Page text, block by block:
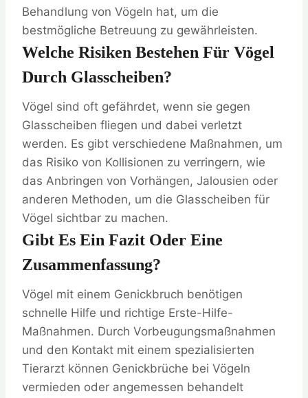
Behandlung von Vögeln hat, um die
bestmögliche Betreuung zu gewährleisten.
Welche Risiken Bestehen Für Vögel
Durch Glasscheiben?
Vögel sind oft gefährdet, wenn sie gegen
Glasscheiben fliegen und dabei verletzt
werden. Es gibt verschiedene Maßnahmen, um
das Risiko von Kollisionen zu verringern, wie
das Anbringen von Vorhängen, Jalousien oder
anderen Methoden, um die Glasscheiben für
Vögel sichtbar zu machen.
Gibt Es Ein Fazit Oder Eine
Zusammenfassung?
Vögel mit einem Genickbruch benötigen
schnelle Hilfe und richtige Erste-Hilfe-
Maßnahmen. Durch Vorbeugungsmaßnahmen
und den Kontakt mit einem spezialisierten
Tierarzt können Genickbrüche bei Vögeln
vermieden oder angemessen behandelt